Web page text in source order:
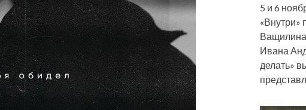
5 и 6
«Внутри»
Ващилина
Ивана
делать»